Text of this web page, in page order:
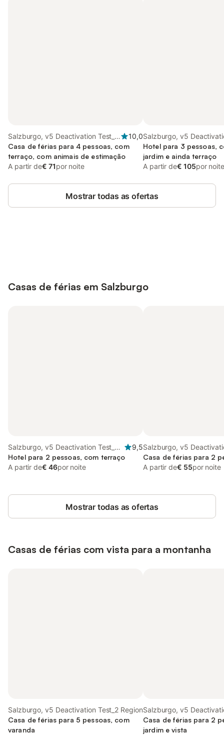
Salzburgo, v5 Deactivation Test_2
Region
10,0
Casa de férias para 4 pessoas, com
terraço, com animais de estimação
A partir de€ 71por noite
Salzburgo, v5
Region
Hotel para 3 pessoas,
jardim e ainda terraço
A partir de€ 105por noite
Mostrar todas as ofertas
Casas de férias em Salzburgo
Salzburgo, v5 Deactivation Test_2
Region
9,5
Hotel para 2 pessoas, com terraço
A partir de€ 46por noite
Salzburgo, v5
Region
Casa de férias para 2
A partir de€ 55por noite
Mostrar todas as ofertas
Casas de férias com vista para a montanha
Salzburgo, v5 Deactivation Test_2 Region
Casa de férias para 5 pessoas, com
varanda
Salzburgo, v5
Region
Casa de férias para 2
jardim e vista